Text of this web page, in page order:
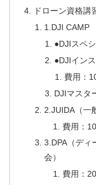
ドローン資格講
1.DJI CAMP
●DJIスペ
●DJIイン
費用：
DJIマスタ
2.JUIDA（一
費用：
3.DPA（ディ
会）
費用：